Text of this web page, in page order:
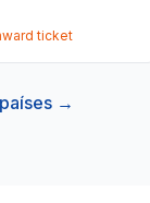
ticket
→